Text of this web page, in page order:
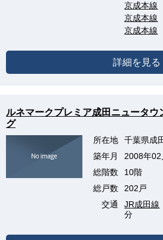
京成本線
京成本線
京成本線
詳細を見る
ルネマークプレミア成田ニュータウ
グ
所在地
千葉県成
築年月
2008年02
総階数
10階
総戸数
202戸
交通
JR成田線
分